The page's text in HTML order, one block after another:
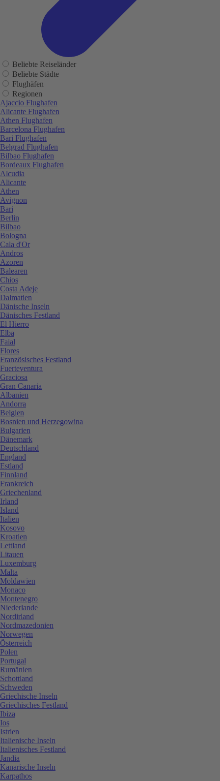
Beliebte Reiseländer
Beliebte Städte
Flughäfen
Regionen
Ajaccio Flughafen
Alicante Flughafen
Athen Flughafen
Barcelona Flughafen
Bari Flughafen
Belgrad Flughafen
Bilbao Flughafen
Bordeaux Flughafen
Alcudia
Alicante
Athen
Avignon
Bari
Berlin
Bilbao
Bologna
Cala d'Or
Andros
Azoren
Balearen
Chios
Costa Adeje
Dalmatien
Dänische Inseln
Dänisches Festland
El Hierro
Elba
Faial
Flores
Französisches Festland
Fuerteventura
Graciosa
Gran Canaria
Albanien
Andorra
Belgien
Bosnien und Herzegowina
Bulgarien
Dänemark
Deutschland
England
Estland
Finnland
Frankreich
Griechenland
Irland
Island
Italien
Kosovo
Kroatien
Lettland
Litauen
Luxemburg
Malta
Moldawien
Monaco
Montenegro
Niederlande
Nordirland
Nordmazedonien
Norwegen
Österreich
Polen
Portugal
Rumänien
Schottland
Schweden
Griechische Inseln
Griechisches Festland
Ibiza
Ios
Istrien
Italienische Inseln
Italienisches Festland
Jandia
Kanarische Inseln
Karpathos